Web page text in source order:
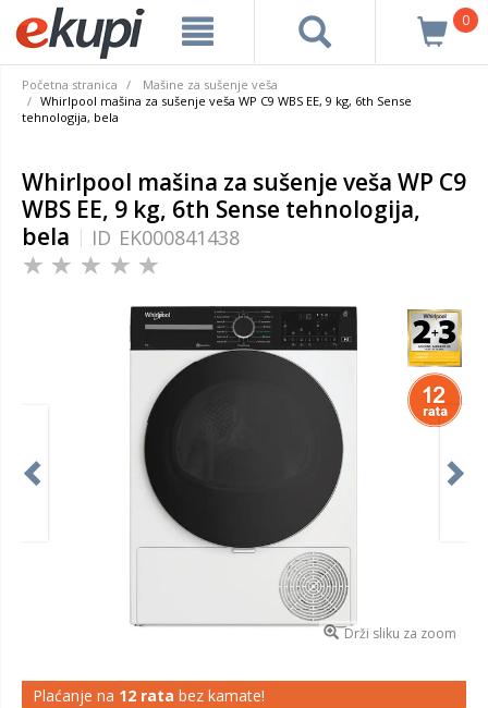
0
Početna stranica
Mašine za sušenje veša
Whirlpool mašina za sušenje veša WP C9 WBS EE, 9 kg, 6th Sense
tehnologija, bela
Whirlpool mašina za sušenje veša WP C9
WBS EE, 9 kg, 6th Sense tehnologija,
bela
ID EK000841438
Drži sliku za zoom
Plaćanje na 12 rata bez kamate!